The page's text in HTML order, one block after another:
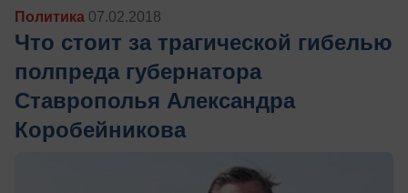
Политика 07.02.2018
Что стоит за трагической гибелью
полпреда губернатора
Ставрополья Александра
Коробейникова